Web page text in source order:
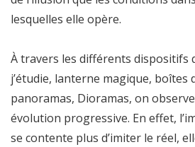
lesquelles elle opère.
À travers les différents dispositifs
j’étudie, lanterne magique, boîtes
panoramas, Dioramas, on
évolution progressive. En effet,
se contente plus d’imiter le réel,